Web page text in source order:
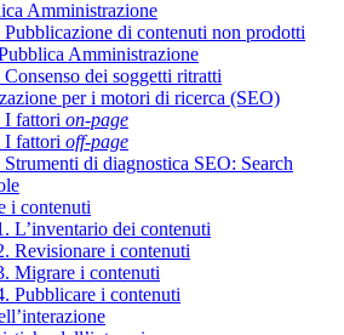
Amministrazione
Pubblicazione di contenuti non prodotti
Amministrazione
dei soggetti ritratti
per i motori di ricerca (SEO)
I fattori on-page
I fattori off-page
di diagnostica SEO: Search
i contenuti
L’inventario dei contenuti
Revisionare i contenuti
Migrare i contenuti
Pubblicare i contenuti